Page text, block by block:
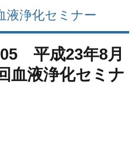
会長あいさつ
会の概要
役員一覧
定款・諸規程
入会のお知らせ
液浄化セミナー
平成23年8月
血液浄化セミナ